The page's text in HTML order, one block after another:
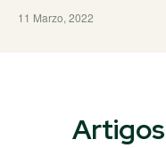
11 Marzo, 2022